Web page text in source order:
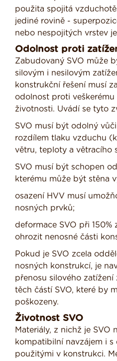
použita spojitá
jediné rovině -
nebo nespojitých vrstev
Odolnost proti
Zabudovaný SVO může
silovým i nesilovým
konstrukční řešení musí
odolnost proti
životnosti. Uvádí se tyto
SVO musí být odolný
rozdílem tlaku vzduchu
větru, teploty a větracího
SVO musí být schopen
kterému může být stěna
osazení HVV musí
nosných prvků;
deformace SVO při 150%
ohrozit nenosné části
Pokud je SVO zcela
nosných konstrukcí, je
přenosu silového
těch částí SVO, které by
poškozeny.
Životnost SVO
Materiály, z nichž je SVO
kompatibilní navzájem i s
použitými v konstrukci.